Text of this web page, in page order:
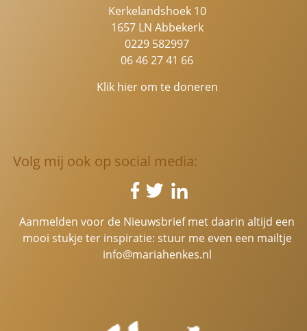
Kerkelandshoek 10
1657 LN Abbekerk
0229 582997
06 46 27 41 66
Klik hier om te doneren
Volg mij ook op social media:
Aanmelden voor de Nieuwsbrief met daarin altijd een
mooi stukje ter inspiratie: stuur me even een mailtje
info@mariahenkes.nl